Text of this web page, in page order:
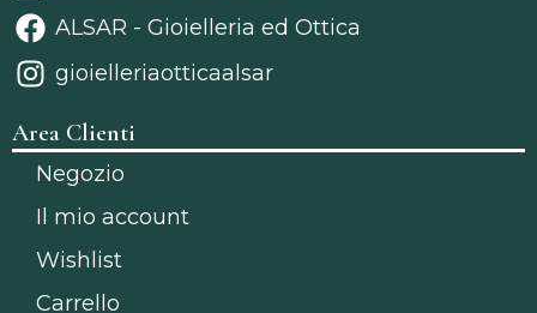
ALSAR - Gioielleria ed Ottica
gioielleriaotticaalsar
Area Clienti
Negozio
Il mio account
Wishlist
Carrello